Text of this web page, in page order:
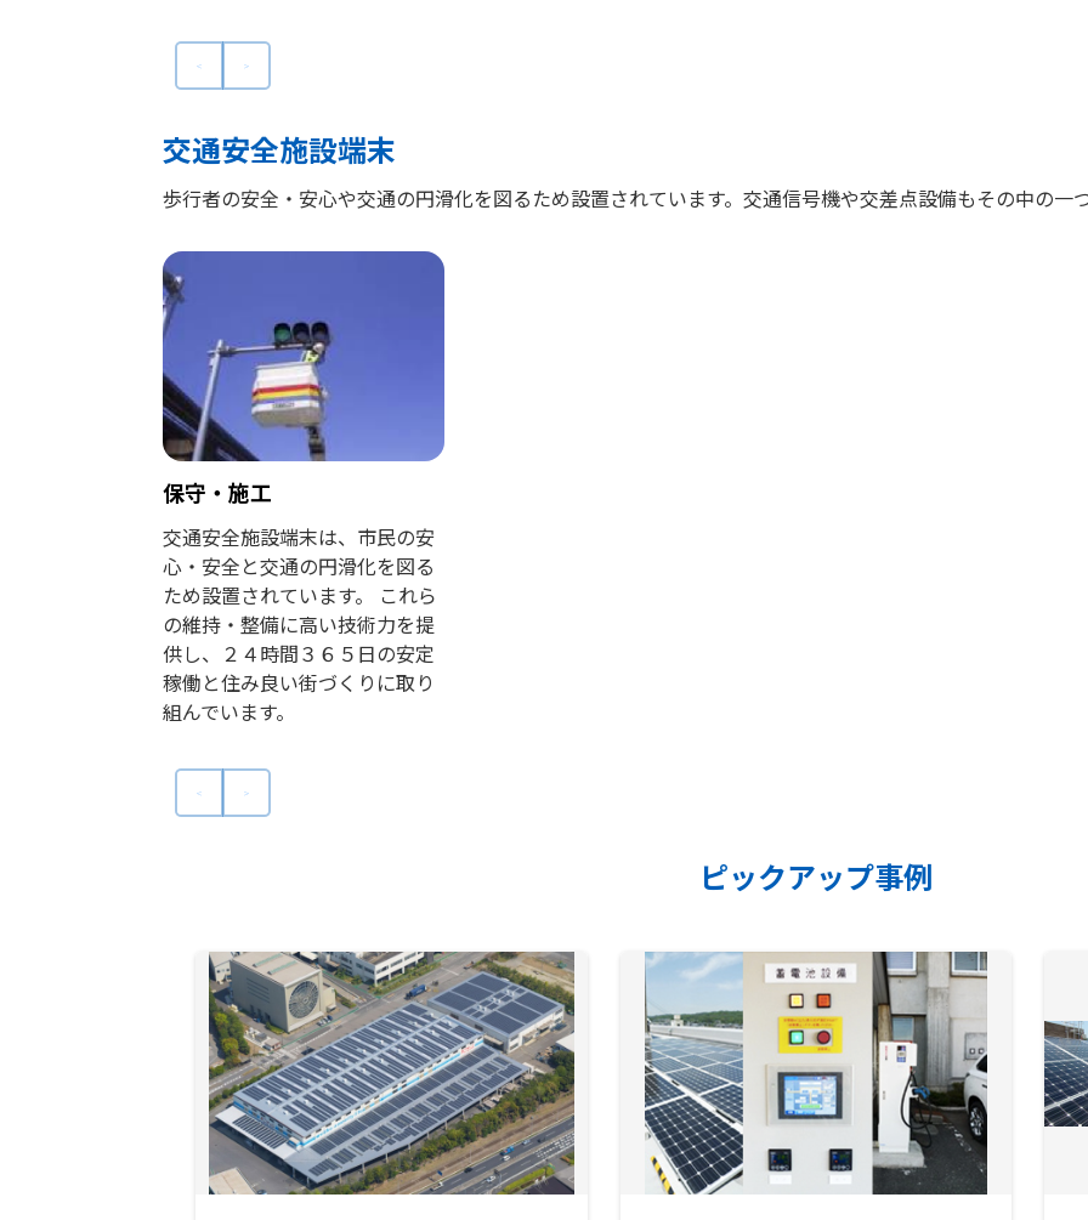
交通安全施設端末
歩行者の安全・安心や交通の円滑化を図るため設置されています。交通信号機や交差点設備もその中の一
保守・施工
交通安全施設端末は、市民の安
心・安全と交通の円滑化を図る
ため設置されています。 これら
の維持・整備に高い技術力を提
供し、２４時間３６５日の安定
稼働と住み良い街づくりに取り
組んでいます。
ピックアップ事例